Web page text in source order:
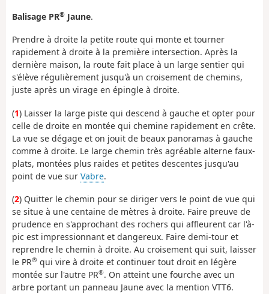
Balisage PR® Jaune.
Prendre à droite la petite route qui monte et tourner
rapidement à droite à la première intersection. Après la
dernière maison, la route fait place à un large sentier qui
s'élève régulièrement jusqu'à un croisement de chemins,
juste après un virage en épingle à droite.
(1) Laisser la large piste qui descend à gauche et opter pour
celle de droite en montée qui chemine rapidement en crête.
La vue se dégage et on jouit de beaux panoramas à gauche
comme à droite. Le large chemin très agréable alterne faux-
plats, montées plus raides et petites descentes jusqu'au
point de vue sur Vabre.
(2) Quitter le chemin pour se diriger vers le point de vue qui
se situe à une centaine de mètres à droite. Faire preuve de
prudence en s'approchant des rochers qui affleurent car l'à-
pic est impressionnant et dangereux. Faire demi-tour et
reprendre le chemin à droite. Au croisement qui suit, laisser
le PR® qui vire à droite et continuer tout droit en légère
montée sur l'autre PR®. On atteint une fourche avec un
arbre portant un panneau Jaune avec la mention VTT6.